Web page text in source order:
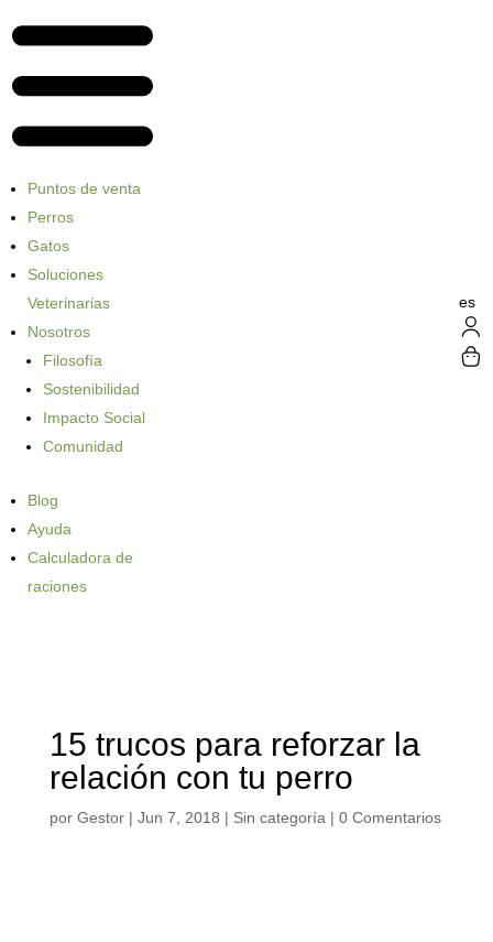
Puntos de venta
Perros
Gatos
Soluciones
Veterinarias
Nosotros
Filosofía
Sostenibilidad
Impacto Social
Comunidad
Blog
Ayuda
Calculadora de
raciones
es
15 trucos para reforzar la
relación con tu perro
por Gestor| Jun 7, 2018 | Sin categoría | 0 Comentarios